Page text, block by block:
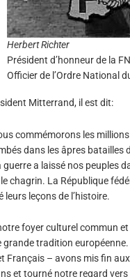
Herbert Richter
Président d’honneur de la
Officier de l’Ordre National
Mitterrand, il est dit:
commémorons les
dans les âpres batailles
a laissé nos peuples
chagrin. La République
leurs leçons de l’histoire.
foyer culturel commun
grande tradition
Français – avons mis fin
et tourné notre regard